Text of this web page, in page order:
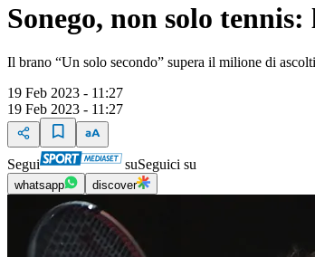
Sonego, non solo
Il brano “Un solo secondo” supera il milione di
19 Feb 2023 - 11:27
19 Feb 2023 - 11:27
Segui suSeguici su
whatsapp discover